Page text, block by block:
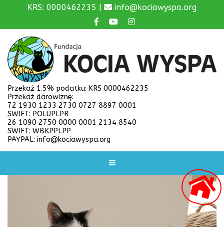
KRS: 0000462235 | info@kociawyspa.org
Przekaż 1.5% podatku: KRS 0000462235
Przekaż darowiznę:
72 1930 1233 2730 0727 8897 0001
SWIFT: POLUPLPR
26 1090 2750 0000 0001 2134 8540
SWIFT: WBKPPLPP
PAYPAL: info@kociawyspa.org